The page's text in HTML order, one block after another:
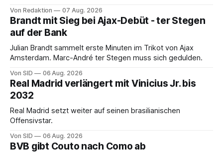
Von Redaktion 07 Aug. 2026
Brandt mit Sieg bei Ajax-Debüt - ter Stegen
auf der Bank
Julian Brandt sammelt erste Minuten im Trikot von Ajax
Amsterdam. Marc-André ter Stegen muss sich gedulden.
Von SID 06 Aug. 2026
Real Madrid verlängert mit Vinicius Jr. bis
2032
Real Madrid setzt weiter auf seinen brasilianischen
Offensivstar.
Von SID 06 Aug. 2026
BVB gibt Couto nach Como ab